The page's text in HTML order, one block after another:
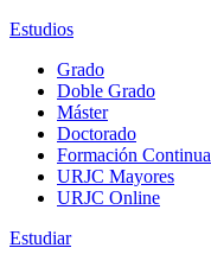
Estudios
Grado
Doble Grado
Máster
Doctorado
Formación Continua
URJC Mayores
URJC Online
Estudiar